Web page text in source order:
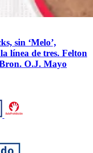
sin ‘Melo’,
línea de tres. Felton
O.J. Mayo